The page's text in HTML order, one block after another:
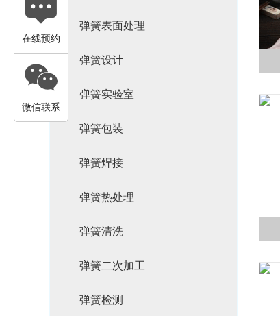
在线预约
微信联系
弹簧表面处理
弹簧设计
弹簧实验室
弹簧包装
弹簧焊接
弹簧热处理
弹簧清洗
弹簧二次加工
弹簧检测